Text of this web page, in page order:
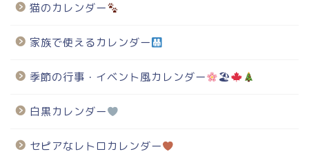
猫のカレンダー
家族で使えるカレンダー
季節の行事・イベント風カレンダー 🏖
白黒カレンダー
セピアなレトロカレンダー